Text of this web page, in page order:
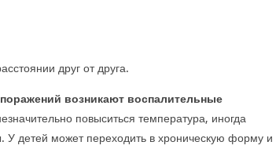
друг от друга.
возникают воспалительные
повыситься температура, иногда
У детей может переходить в хроническую форму и